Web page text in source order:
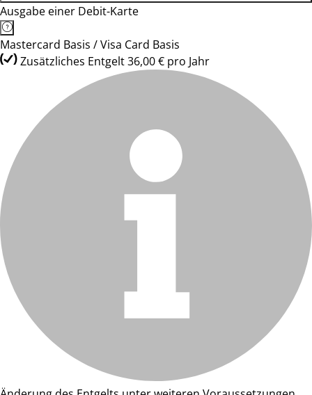
Ausgabe einer Debit-Karte
Mastercard Basis / Visa Card Basis
Zusätzliches Entgelt 36,00 € pro Jahr